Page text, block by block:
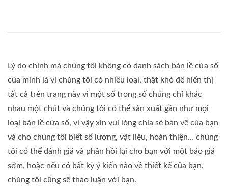
Lý do chính mà chúng tôi không có danh sách bản lề cửa sổ
của mình là vì chúng tôi có nhiều loại, thật khó để hiển thị
tất cả trên trang này vì một số trong số chúng chỉ khác
nhau một chút và chúng tôi có thể sản xuất gần như mọi
loại bản lề cửa sổ, vì vậy xin vui lòng chia sẻ bản vẽ của bạn
và cho chúng tôi biết số lượng, vật liệu, hoàn thiện… chúng
tôi có thể đánh giá và phản hồi lại cho bạn với một báo giá
sớm, hoặc nếu có bất kỳ ý kiến nào về thiết kế của bạn,
chúng tôi cũng sẽ thảo luận với bạn.